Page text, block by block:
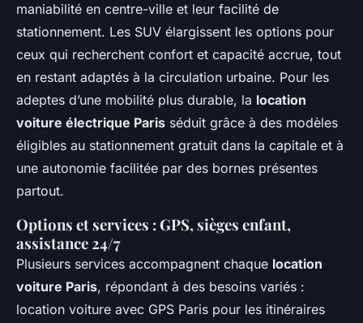
maniabilité en centre-ville et leur facilité de
stationnement. Les SUV élargissent les options pour
ceux qui recherchent confort et capacité accrue, tout
en restant adaptés à la circulation urbaine. Pour les
adeptes d’une mobilité plus durable, la location
voiture électrique Paris séduit grâce à des modèles
éligibles au stationnement gratuit dans la capitale et à
une autonomie facilitée par des bornes présentes
partout.
Options et services : GPS, sièges enfant,
assistance 24/7
Plusieurs services accompagnent chaque location
voiture Paris, répondant à des besoins variés :
location voiture avec GPS Paris pour les itinéraires